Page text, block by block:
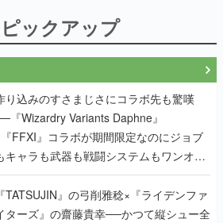
ックアップ
り込みのすさまじさにコラボ先も驚嘆
『Wizardry Variants Daphne』
FFXI』コラボが期間限定なのにジョブ
キャラも武器も戦闘システムもワンオフ
作り込まれた理由を両ディレクターに聞
く
『TATSUJIN』の弓削雅稔×『ライデンファ
ターズ』の齋藤貴幸──かつて縦シュー全